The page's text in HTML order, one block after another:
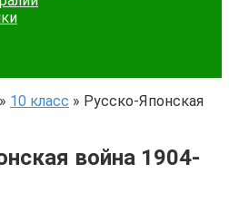
» 10 класс » Русско-Японская
война 1904-